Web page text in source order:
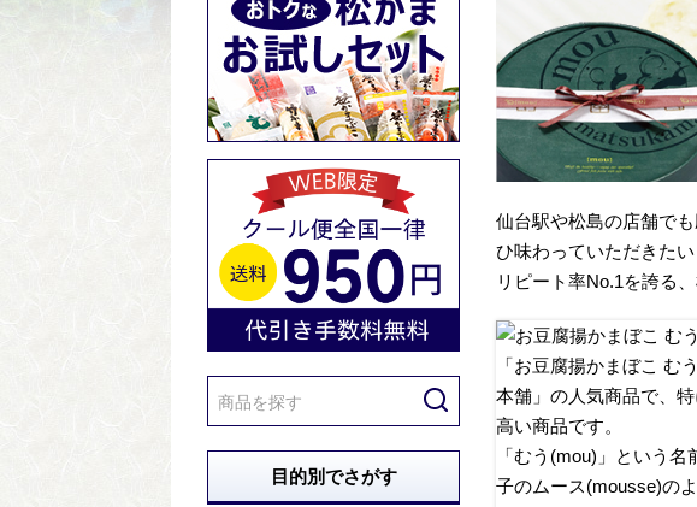
仙台駅や松島の店舗で
ひ味わっていただきた
リピート率No.1を誇る
「お豆腐揚かまぼこ む
本舗」の人気商品で、
高い商品です。
「むう(mou)」という
子のムース(mousse)の
目的別でさがす